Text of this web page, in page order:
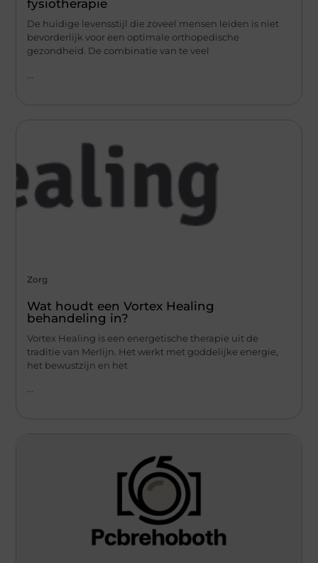
fysiotherapie
De huidige levensstijl die zoveel mensen leiden is niet
bevorderlijk voor een optimale orthopedische
gezondheid. De combinatie van te veel
Zorg
Wat houdt een Vortex Healing
behandeling in?
Vortex Healing is een energetische therapie uit de
traditie van Merlijn. Het werkt met goddelijke energie,
het bewustzijn en het